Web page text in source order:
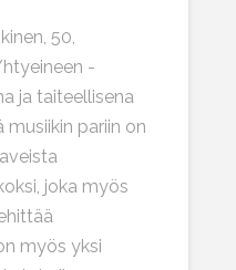
50,
-
ja taiteellisena
musiikin pariin on
joka myös
myös yksi